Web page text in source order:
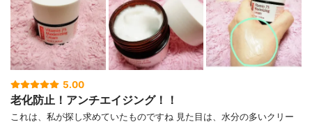
5.00
老化防止！アンチエイジング！！
これは、私が探し求めていたものですね 見た目は、水分の多いクリー